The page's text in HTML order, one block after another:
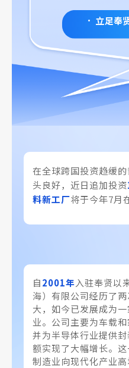
· 立足奉
在全球跨国投资趋缓
头良好，近日追加投资
料新工厂将于今年7月
自2001年入驻奉贤以
海）有限公司经历了
大，如今已发展成为
业。公司主要为车载和
并为半导体行业提供
额实现了大幅增长。
制造业向现代化产业高